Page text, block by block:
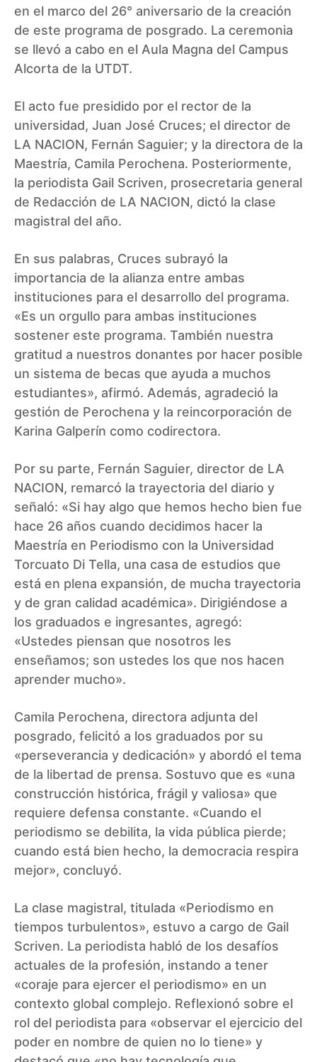
en el marco del 26° aniversario de la creación
de este programa de posgrado. La ceremonia
se llevó a cabo en el Aula Magna del Campus
Alcorta de la UTDT.
El acto fue presidido por el rector de la
universidad, Juan José Cruces; el director de
LA NACION, Fernán Saguier; y la directora de la
Maestría, Camila Perochena. Posteriormente,
la periodista Gail Scriven, prosecretaria general
de Redacción de LA NACION, dictó la clase
magistral del año.
En sus palabras, Cruces subrayó la
importancia de la alianza entre ambas
instituciones para el desarrollo del programa.
«Es un orgullo para ambas instituciones
sostener este programa. También nuestra
gratitud a nuestros donantes por hacer posible
un sistema de becas que ayuda a muchos
estudiantes», afirmó. Además, agradeció la
gestión de Perochena y la reincorporación de
Karina Galperín como codirectora.
Por su parte, Fernán Saguier, director de LA
NACION, remarcó la trayectoria del diario y
señaló: «Si hay algo que hemos hecho bien fue
hace 26 años cuando decidimos hacer la
Maestría en Periodismo con la Universidad
Torcuato Di Tella, una casa de estudios que
está en plena expansión, de mucha trayectoria
y de gran calidad académica». Dirigiéndose a
los graduados e ingresantes, agregó:
«Ustedes piensan que nosotros les
enseñamos; son ustedes los que nos hacen
aprender mucho».
Camila Perochena, directora adjunta del
posgrado, felicitó a los graduados por su
«perseverancia y dedicación» y abordó el tema
de la libertad de prensa. Sostuvo que es «una
construcción histórica, frágil y valiosa» que
requiere defensa constante. «Cuando el
periodismo se debilita, la vida pública pierde;
cuando está bien hecho, la democracia respira
mejor», concluyó.
La clase magistral, titulada «Periodismo en
tiempos turbulentos», estuvo a cargo de Gail
Scriven. La periodista habló de los desafíos
actuales de la profesión, instando a tener
«coraje para ejercer el periodismo» en un
contexto global complejo. Reflexionó sobre el
rol del periodista para «observar el ejercicio del
poder en nombre de quien no lo tiene» y